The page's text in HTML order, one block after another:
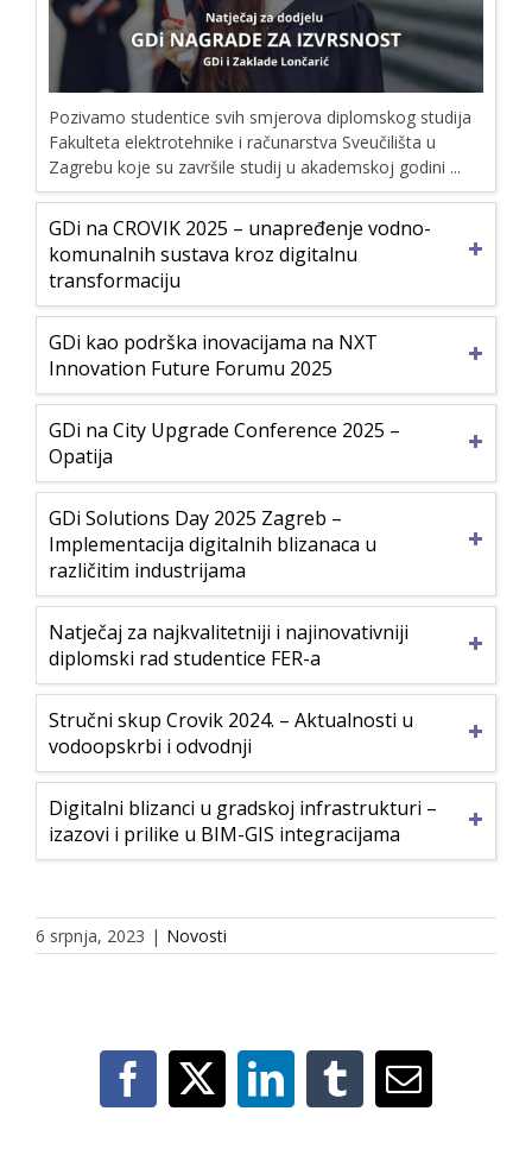
Pozivamo studentice svih smjerova diplomskog studija
Fakulteta elektrotehnike i računarstva Sveučilišta u
Zagrebu koje su završile studij u akademskoj godini ...
GDi na CROVIK 2025 – unapređenje vodno-
komunalnih sustava kroz digitalnu
transformaciju
GDi kao podrška inovacijama na NXT
Innovation Future Forumu 2025
GDi na City Upgrade Conference 2025 –
Opatija
GDi Solutions Day 2025 Zagreb –
Implementacija digitalnih blizanaca u
različitim industrijama
Natječaj za najkvalitetniji i najinovativniji
diplomski rad studentice FER-a
Stručni skup Crovik 2024. – Aktualnosti u
vodoopskrbi i odvodnji
Digitalni blizanci u gradskoj infrastrukturi –
izazovi i prilike u BIM-GIS integracijama
6 srpnja, 2023 | Novosti
Facebook
X LinkedIn
TumblrEmail